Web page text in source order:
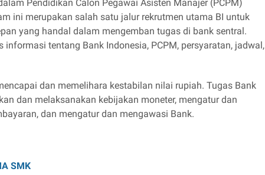
Pendidikan Calon Pegawai Asisten Manajer (PCPM)
ini merupakan salah satu jalur rekrutmen utama BI untuk
yang handal dalam mengemban tugas di bank sentral.
tentang Bank Indonesia, PCPM, persyaratan, jadwal,
dan memelihara kestabilan nilai rupiah. Tugas Bank
dan melaksanakan kebijakan moneter, mengatur dan
dan mengatur dan mengawasi Bank.
SMK